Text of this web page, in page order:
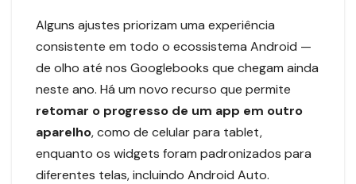
Alguns ajustes priorizam uma experiência
consistente em todo o ecossistema Android —
de olho até nos Googlebooks que chegam ainda
neste ano. Há um novo recurso que permite
retomar o progresso de um app em outro
aparelho, como de celular para tablet,
enquanto os widgets foram padronizados para
diferentes telas, incluindo Android Auto.